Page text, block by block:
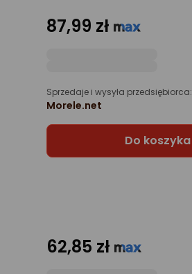
87,99 zł
Sprzedaje i wysyła przedsiębiorca:
Morele.net
Do koszyka
62,85 zł